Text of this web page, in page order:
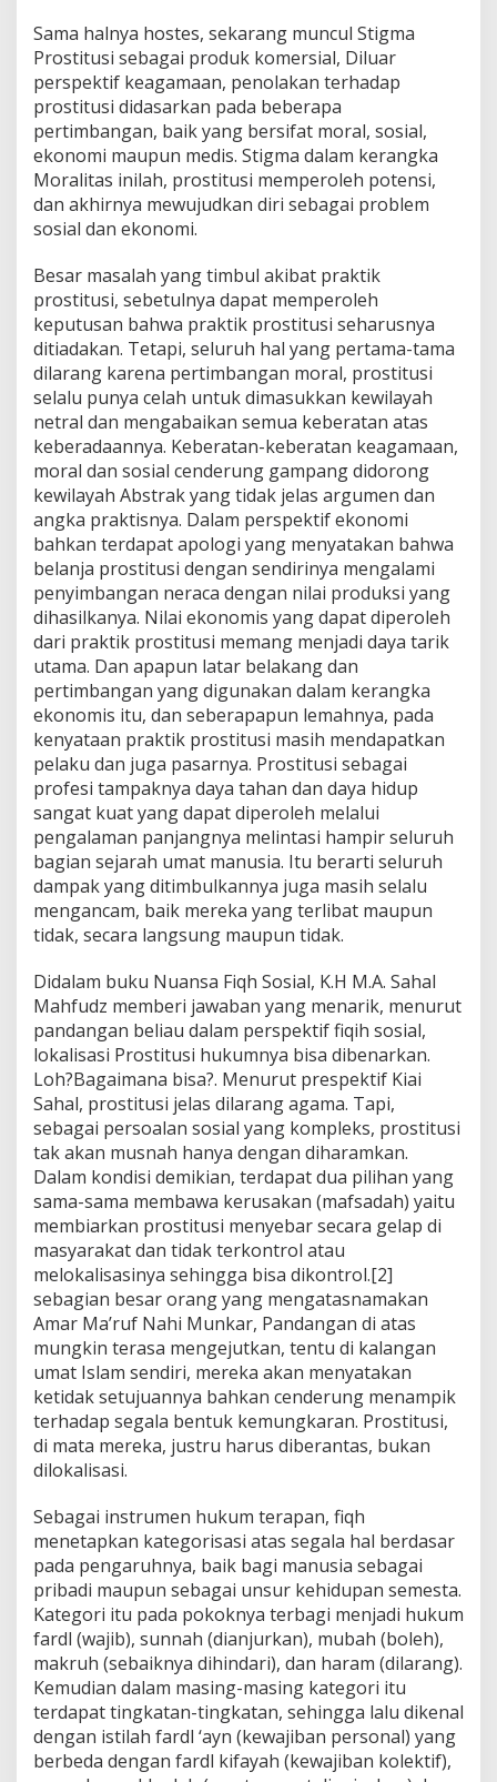
Sama halnya hostes, sekarang muncul Stigma
Prostitusi sebagai produk komersial, Diluar
perspektif keagamaan, penolakan terhadap
prostitusi didasarkan pada beberapa
pertimbangan, baik yang bersifat moral, sosial,
ekonomi maupun medis. Stigma dalam kerangka
Moralitas inilah, prostitusi memperoleh potensi,
dan akhirnya mewujudkan diri sebagai problem
sosial dan ekonomi.
Besar masalah yang timbul akibat praktik
prostitusi, sebetulnya dapat memperoleh
keputusan bahwa praktik prostitusi seharusnya
ditiadakan. Tetapi, seluruh hal yang pertama-tama
dilarang karena pertimbangan moral, prostitusi
selalu punya celah untuk dimasukkan kewilayah
netral dan mengabaikan semua keberatan atas
keberadaannya. Keberatan-keberatan keagamaan,
moral dan sosial cenderung gampang didorong
kewilayah Abstrak yang tidak jelas argumen dan
angka praktisnya. Dalam perspektif ekonomi
bahkan terdapat apologi yang menyatakan bahwa
belanja prostitusi dengan sendirinya mengalami
penyimbangan neraca dengan nilai produksi yang
dihasilkanya. Nilai ekonomis yang dapat diperoleh
dari praktik prostitusi memang menjadi daya tarik
utama. Dan apapun latar belakang dan
pertimbangan yang digunakan dalam kerangka
ekonomis itu, dan seberapapun lemahnya, pada
kenyataan praktik prostitusi masih mendapatkan
pelaku dan juga pasarnya. Prostitusi sebagai
profesi tampaknya daya tahan dan daya hidup
sangat kuat yang dapat diperoleh melalui
pengalaman panjangnya melintasi hampir seluruh
bagian sejarah umat manusia. Itu berarti seluruh
dampak yang ditimbulkannya juga masih selalu
mengancam, baik mereka yang terlibat maupun
tidak, secara langsung maupun tidak.
Didalam buku Nuansa Fiqh Sosial, K.H M.A. Sahal
Mahfudz memberi jawaban yang menarik, menurut
pandangan beliau dalam perspektif fiqih sosial,
lokalisasi Prostitusi hukumnya bisa dibenarkan.
Loh?Bagaimana bisa?. Menurut prespektif Kiai
Sahal, prostitusi jelas dilarang agama. Tapi,
sebagai persoalan sosial yang kompleks, prostitusi
tak akan musnah hanya dengan diharamkan.
Dalam kondisi demikian, terdapat dua pilihan yang
sama-sama membawa kerusakan (mafsadah) yaitu
membiarkan prostitusi menyebar secara gelap di
masyarakat dan tidak terkontrol atau
melokalisasinya sehingga bisa dikontrol.[2]
sebagian besar orang yang mengatasnamakan
Amar Ma’ruf Nahi Munkar, Pandangan di atas
mungkin terasa mengejutkan, tentu di kalangan
umat Islam sendiri, mereka akan menyatakan
ketidak setujuannya bahkan cenderung menampik
terhadap segala bentuk kemungkaran. Prostitusi,
di mata mereka, justru harus diberantas, bukan
dilokalisasi.
Sebagai instrumen hukum terapan, fiqh
menetapkan kategorisasi atas segala hal berdasar
pada pengaruhnya, baik bagi manusia sebagai
pribadi maupun sebagai unsur kehidupan semesta.
Kategori itu pada pokoknya terbagi menjadi hukum
fardl (wajib), sunnah (dianjurkan), mubah (boleh),
makruh (sebaiknya dihindari), dan haram (dilarang).
Kemudian dalam masing-masing kategori itu
terdapat tingkatan-tingkatan, sehingga lalu dikenal
dengan istilah fardl ‘ayn (kewajiban personal) yang
berbeda dengan fardl kifayah (kewajiban kolektif),